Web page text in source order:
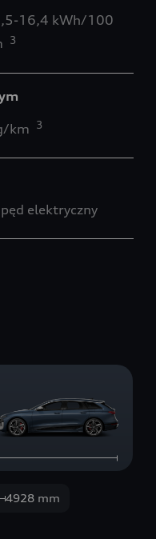
16,4 kWh/100
3
km 3
elektryczny
4928 mm